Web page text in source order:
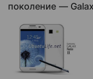
поколение —